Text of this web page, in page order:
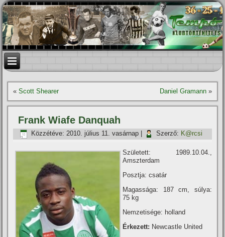
«Scott Shearer Daniel Gramann»
Frank Wiafe Danquah
Közzétéve: 2010. július 11. vasárnap Szerző: K@rcsi
Született: 1989.10.04.,
Amszterdam
Posztja: csatár
Magassága: 187 cm, súlya:
75 kg
Nemzetisége: holland
Érkezett: Newcastle United